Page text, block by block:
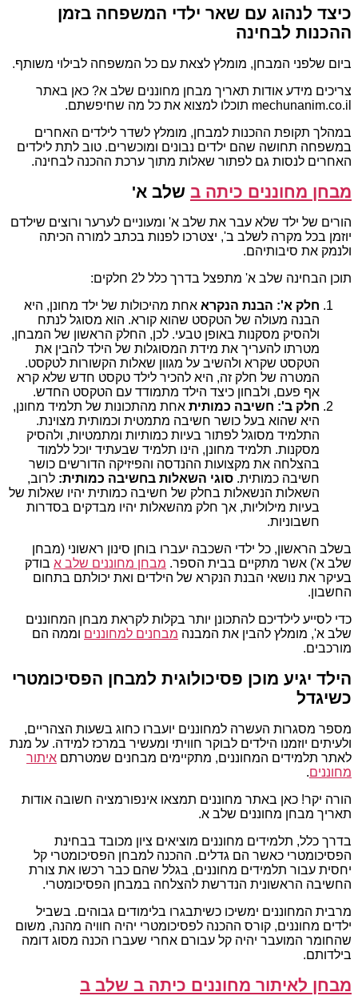
כיצד לנהוג עם שאר ילדי המשפחה בזמן
ההכנות לבחינה
ביום שלפני המבחן, מומלץ לצאת עם כל המשפחה לבילוי משותף.
צריכים מידע אודות תאריך מבחן מחוננים שלב א? כאן באתר
mechunanim.co.il תוכלו למצוא את כל מה שחיפשתם.
במהלך תקופת ההכנות למבחן, מומלץ לשדר לילדים האחרים
במשפחה תחושה שהם ילדים נבונים ומוכשרים. טוב לתת לילדים
האחרים לנסות גם לפתור שאלות מתוך ערכת ההכנה לבחינה.
מבחן מחוננים כיתה ב שלב א'
הורים של ילד שלא עבר את שלב א' ומעוניים לערער ורוצים שילדם
יוזמן בכל מקרה לשלב ב', יצטרכו לפנות בכתב למורה הכיתה
ולנמק את סיבותיהם.
תוכן הבחינה שלב א' מתפצל בדרך כלל ל2 חלקים:
חלק א': הבנת הנקרא אחת מהיכולות של ילד מחונן, היא
הבנה מעולה של הטקסט שהוא קורא. הוא מסוגל לנתח
ולהסיק מסקנות באופן טבעי. לכן, החלק הראשון של המבחן,
מטרתו להעריך את מידת המסוגלות של הילד להבין את
הטקסט שקרא ולהשיב על מגוון שאלות הקשורות לטקסט.
המטרה של חלק זה, היא להכיר לילד טקסט חדש שלא קרא
אף פעם, ולבחון כיצד הילד מתמודד עם הטקסט החדש.
חלק ב': חשיבה כמותית אחת מהתכונות של תלמיד מחונן,
היא שהוא בעל כושר חשיבה מתמטית וכמותית מצוינת.
התלמיד מסוגל לפתור בעיות כמותיות ומתמטיות, ולהסיק
מסקנות. תלמיד מחונן, הינו תלמיד שבעתיד יוכל ללמוד
בהצלחה את מקצועות ההנדסה והפיזיקה הדורשים כושר
חשיבה כמותית. סוגי השאלות בחשיבה כמותית: לרוב,
השאלות הנשאלות בחלק של חשיבה כמותית יהיו שאלות של
בעיות מילוליות, אך חלק מהשאלות יהיו מבדקים בסדרות
חשבוניות.
בשלב הראשון, כל ילדי השכבה יעברו בוחן סינון ראשוני (מבחן
שלב א') אשר מתקיים בבית הספר. מבחן מחוננים שלב א בודק
בעיקר את נושאי הבנת הנקרא של הילדים ואת יכולתם בתחום
החשבון.
כדי לסייע לילדיכם להתכונן יותר בקלות לקראת מבחן המחוננים
שלב א', מומלץ להבין את המבנה מבחנים למחוננים וממה הם
מורכבים.
הילד יגיע מוכן פסיכולוגית למבחן הפסיכומטרי
כשיגדל
מספר מסגרות העשרה למחוננים יועברו כחוג בשעות הצהריים,
ולעיתים יוזמנו הילדים לבוקר חוויתי ומעשיר במרכז למידה. על מנת
לאתר תלמידים המחוננים, מתקיימים מבחנים שמטרתם איתור
מחוננים.
הורה יקר! כאן באתר מחוננים תמצאו אינפורמציה חשובה אודות
תאריך מבחן מחוננים שלב א.
בדרך כלל, תלמידים מחוננים מוציאים ציון מכובד בבחינת
הפסיכומטרי כאשר הם גדלים. ההכנה למבחן הפסיכומטרי קל
יחסית עבור תלמידים מחוננים, בגלל שהם כבר רכשו את צורת
החשיבה הראשונית הנדרשת להצלחה במבחן הפסיכומטרי.
מרבית המחוננים ימשיכו כשיתבגרו בלימודים גבוהים. בשביל
ילדים מחוננים, קורס ההכנה לפסיכומטרי יהיה חוויה מהנה, משום
שהחומר המועבר יהיה קל עבורם אחרי שעברו הכנה מסוג דומה
בילדותם.
מבחן לאיתור מחוננים כיתה ב שלב ב